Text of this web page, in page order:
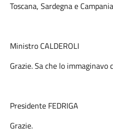
Toscana, Sardegna e
Ministro CALDEROLI
Grazie. Sa che lo immaginavo
Presidente FEDRIGA
Grazie.